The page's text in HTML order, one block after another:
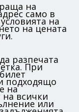
на
само в
на
на цената
разпечата
При
подходящо
на
на всички
или